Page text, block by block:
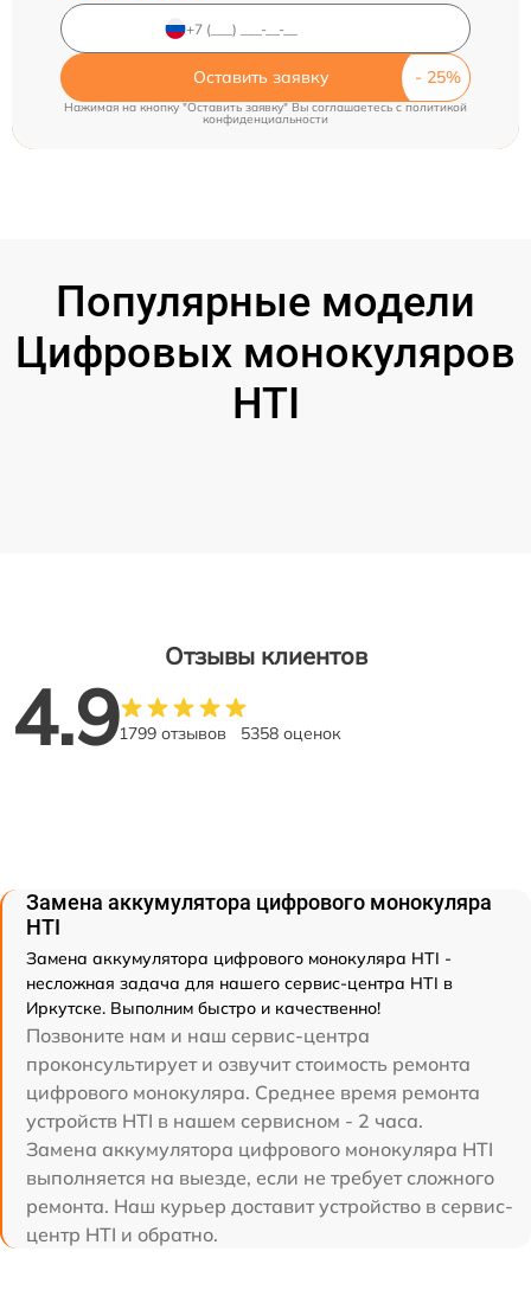
Оставить заявку
Нажимая на кнопку "Оставить заявку" Вы соглашаетесь cполитикой
конфиденциальности
Популярные модели
Цифровых монокуляров
HTI
Отзывы клиентов
4.91799 отзывов 5358 оценок
Замена аккумулятора цифрового монокуляра
HTI
Замена аккумулятора цифрового монокуляра HTI -
несложная задача для нашего сервис-центра HTI в
Иркутске. Выполним быстро и качественно!
Позвоните нам и наш сервис-центра
проконсультирует и озвучит стоимость ремонта
цифрового монокуляра. Среднее время ремонта
устройств HTI в нашем сервисном - 2 часа.
Замена аккумулятора цифрового монокуляра HTI
выполняется на выезде, если не требует сложного
ремонта. Наш курьер доставит устройство в сервис-
центр HTI и обратно.